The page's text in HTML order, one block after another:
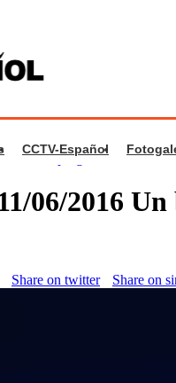
CCTV-Español
de programa
06/2016
Share on twitter Share on